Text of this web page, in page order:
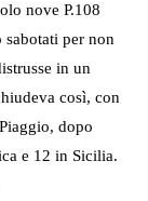
nove P.108
per non
in un
così, con
dopo
e 12 in Sicilia.